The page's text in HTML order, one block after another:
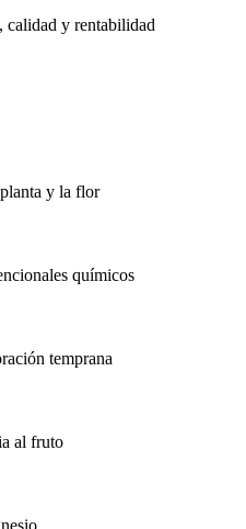
calidad y rentabilidad
y la flor
químicos
temprana
al fruto